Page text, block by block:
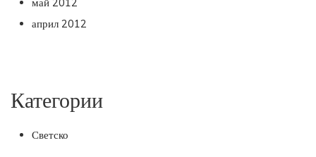
април 2012
Категории
Светско